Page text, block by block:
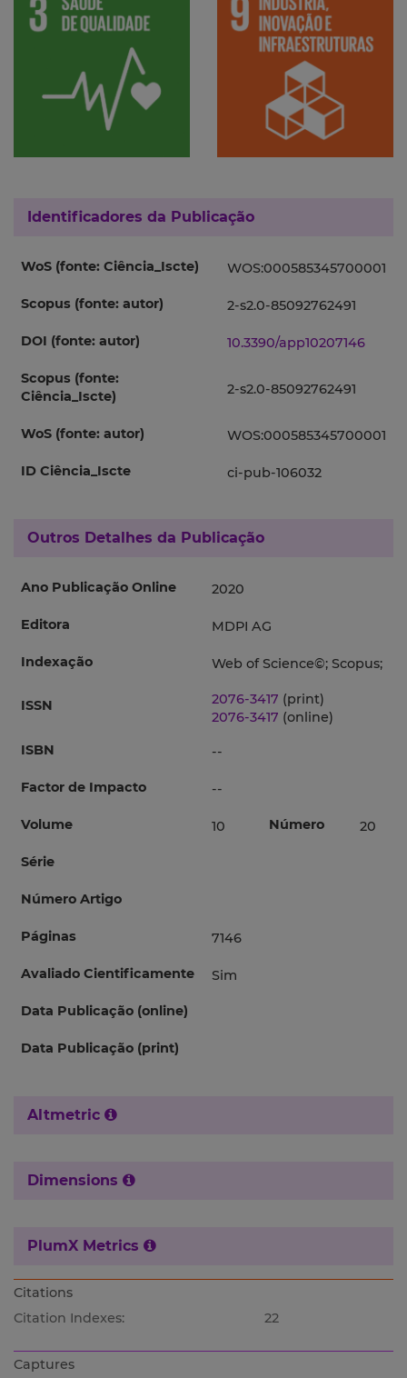
Identificadores da Publicação
WoS (fonte: Ciência_Iscte) WOS:000585345700001
Scopus (fonte: autor) 2-s2.0-85092762491
DOI (fonte: autor) 10.3390/app10207146
Scopus (fonte:
Ciência_Iscte)
2-s2.0-85092762491
WoS (fonte: autor) WOS:000585345700001
ID Ciência_Iscte ci-pub-106032
Outros Detalhes da Publicação
Ano Publicação Online 2020
Editora MDPI AG
Indexação Web of Science©; Scopus;
ISSN 2076-3417 (print)
2076-3417 (online)
ISBN
--
Factor de Impacto --
Volume 10 Número 20
Série
Número Artigo
Páginas 7146
Avaliado Cientificamente Sim
Data Publicação (online)
Data Publicação (print)
Altmetric
Dimensions
PlumX Metrics
Citations
Citation Indexes:
22
Captures